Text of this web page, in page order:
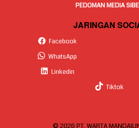
PEDOMAN MEDIA
JARINGAN
Facebook
WhatsApp
Linkedin
Tiktok
© 2026 PT. WARTA